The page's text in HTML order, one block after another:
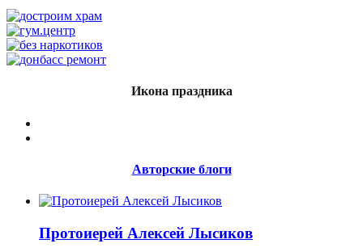
Икона праздника
Авторские блоги
Протоиерей Алексей Лысиков